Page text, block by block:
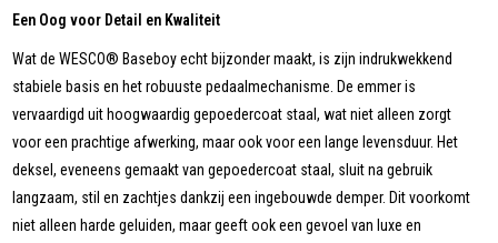
Een Oog voor Detail en Kwaliteit
Wat de WESCO® Baseboy echt bijzonder maakt, is zijn indrukwekkend
stabiele basis en het robuuste pedaalmechanisme. De emmer is
vervaardigd uit hoogwaardig gepoedercoat staal, wat niet alleen zorgt
voor een prachtige afwerking, maar ook voor een lange levensduur. Het
deksel, eveneens gemaakt van gepoedercoat staal, sluit na gebruik
langzaam, stil en zachtjes dankzij een ingebouwde demper. Dit voorkomt
niet alleen harde geluiden, maar geeft ook een gevoel van luxe en